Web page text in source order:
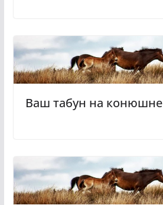
Ваш табун на конюшне